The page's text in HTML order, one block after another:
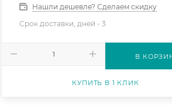
Нашли дешевле? Сделаем скидку
Срок доставки, дней -3
В
КУПИТЬ В 1 КЛИК